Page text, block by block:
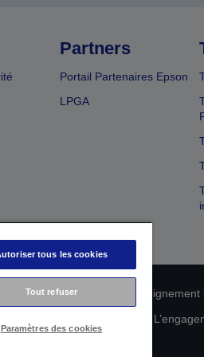
Partners
Portail Partenaires Epson
LPGA
Déclaration de Renseignement
tous les cookies
Tout refuser
Paramètres des cookies